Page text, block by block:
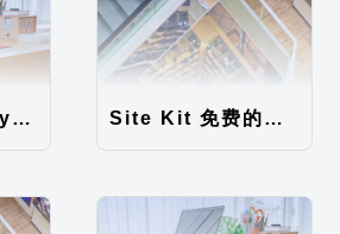
Twenty Twenty-Five 免费的WordPress内容主题 Site Kit 免费的WordPress数据统计插件